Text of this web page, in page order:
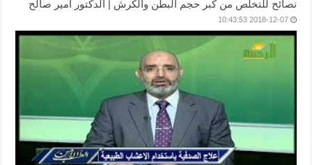
نصائح للتخلص من كبر حجم البطن والكرش | الدكتور أمير صالح
2018-12-07 10:43:53